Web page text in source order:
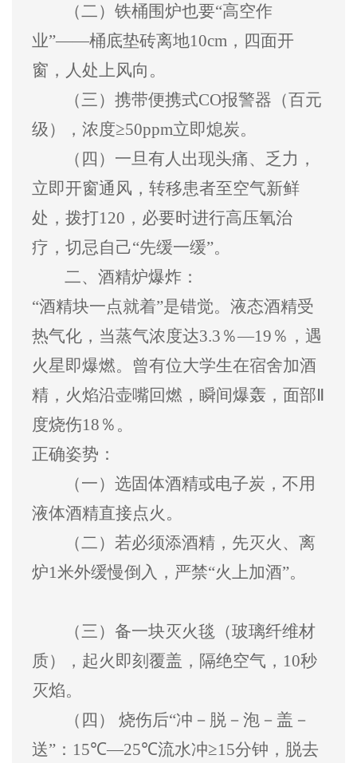
（二） 铁桶围炉也要“高空作
业”——桶底垫砖离地10cm ，四面开
窗，人处上风向。
（三） 携带便携式CO报警器（百元
级），浓度≥50ppm立即熄炭。
（四） 一旦有人出现头痛、乏力，
立即开窗通风，转移患者至空气新鲜
处，拨打120 ，必要时进行高压氧治
疗，切忌自己“先缓一缓”。
二、 酒精炉爆炸 ：
“酒精块一点就着”是错觉。液态酒精受
热气化，当蒸气浓度达3.3 ％—19 ％，遇
火星即爆燃。曾有位大学生在宿舍加酒
精，火焰沿壶嘴回燃，瞬间爆轰，面部Ⅱ
度烧伤18 ％。
正确姿势：
（一） 选固体酒精或电子炭，不用
液体酒精直接点火。
（二） 若必须添酒精，先灭火、离
炉1米外缓慢倒入，严禁“火上加酒”。
（三） 备一块灭火毯（玻璃纤维材
质），起火即刻覆盖，隔绝空气， 10秒
灭焰。
（四）
烧伤后“冲－脱－泡－盖－
送” ： 15℃—25℃流水冲≥15分钟，脱去